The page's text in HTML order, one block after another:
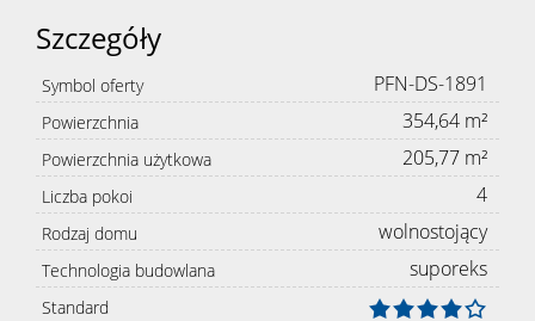
Szczegóły
Symbol oferty PFN-DS-1891
Powierzchnia 354,64 m²
Powierzchnia użytkowa 205,77 m²
Liczba pokoi 4
Rodzaj domu wolnostojący
Technologia budowlana suporeks
Standard